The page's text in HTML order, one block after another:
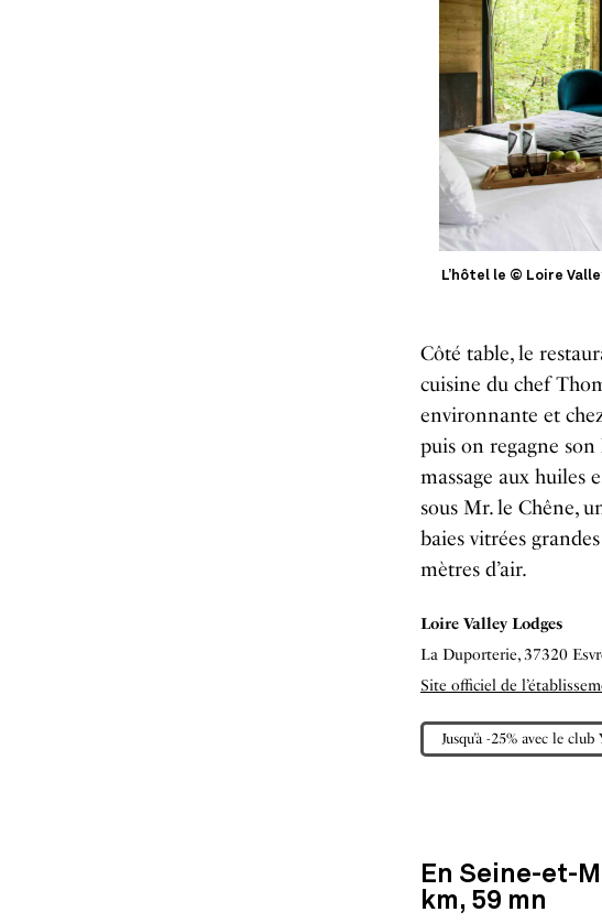
L’hôtel le © Loire
Côté table, le
cuisine du chef
environnante et
puis on regagne
massage aux huiles
sous Mr. le Chêne,
baies vitrées
mètres d’air.
Loire Valley Lodges
La Duporterie, 37320
Site officiel de
Jusqu’à -25% avec le club
En Seine-et-
km, 59 mn